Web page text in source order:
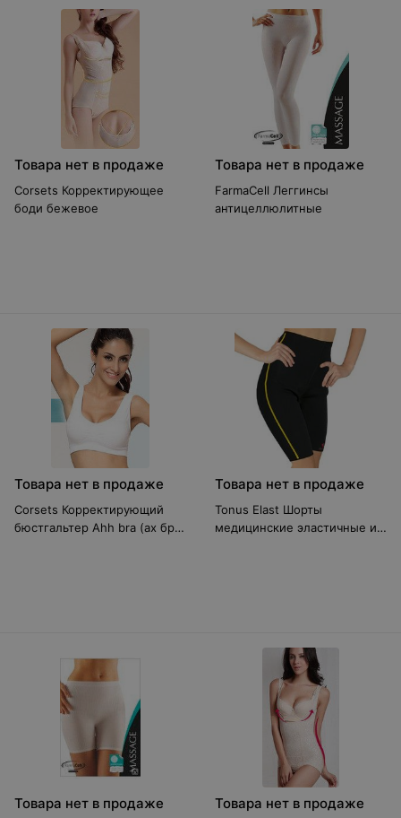
Товара нет в продаже
Corsets Корректирующее
боди бежевое
Товара нет в продаже
FarmaCell Леггинсы
антицеллюлитные
Товара нет в продаже
Corsets Корректирующий
бюстгальтер Ahh bra (ах бра)
Товара нет в продаже
Tonus Elast Шорты
медицинские эластичные из
Товара нет в продаже Товара нет в продаже